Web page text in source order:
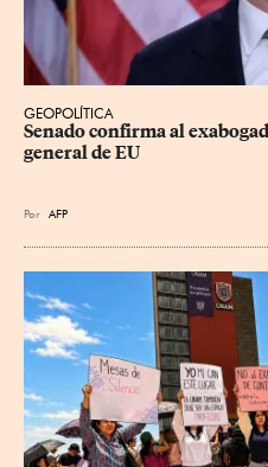
GEOPOLÍTICA
Senado confirma al
general de EU
Por AFP